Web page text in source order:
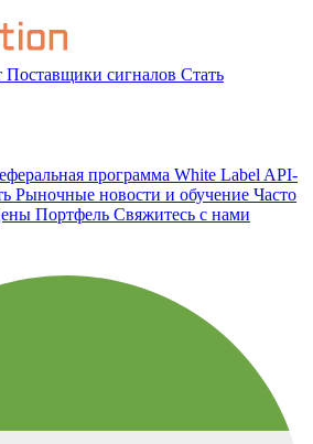
Поставщики сигналов Стать
программа White Label API-
Рыночные новости и обучение Часто
Портфель Свяжитесь с нами